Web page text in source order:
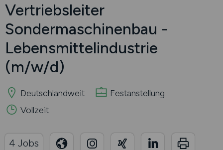
Vertriebsleiter
Sondermaschinenbau -
Lebensmittelindustrie
(m/w/d)
Deutschlandweit
Festanstellung
Vollzeit
4 Jobs